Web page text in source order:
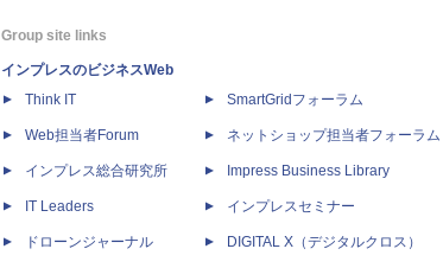
Group site links
インプレスのビジネスWeb
Think IT
Web担当者Forum
インプレス総合研究所
IT Leaders
ドローンジャーナル
SmartGridフォーラム
ネットショップ担当者フォーラム
Impress Business Library
インプレスセミナー
DIGITAL X（デジタルクロス）